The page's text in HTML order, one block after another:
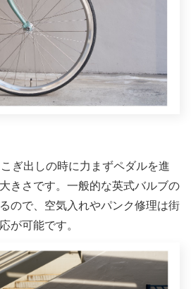
ぎ出しの時に力まずペダルを進
きさです。一般的な英式バルブの
ので、空気入れやパンク修理は街
が可能です。